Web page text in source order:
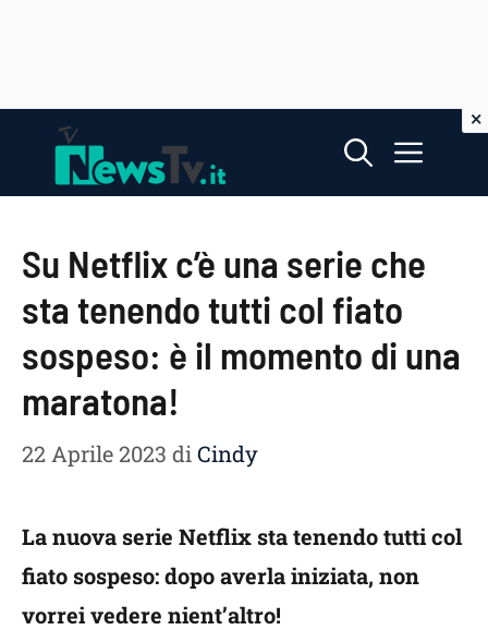
contenuto
Menu
Su Netflix c’è una serie che
sta tenendo tutti col fiato
sospeso: è il momento di una
maratona!
22 Aprile 2023 diCindy
La nuova serie Netflix sta tenendo tutti col
fiato sospeso: dopo averla iniziata, non
vorrei vedere nient’altro!